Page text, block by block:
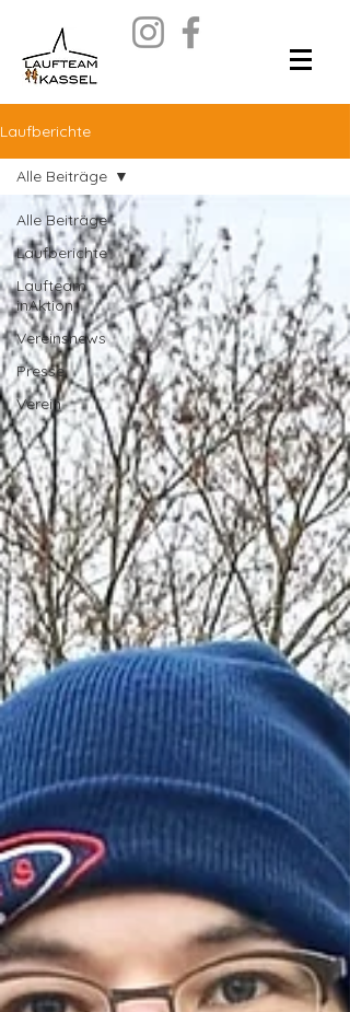
Laufberichte
Alle Beiträge
Laufberichte
Laufteam
inAktion
Vereinsnews
Presse
Verein
Alle Beiträge